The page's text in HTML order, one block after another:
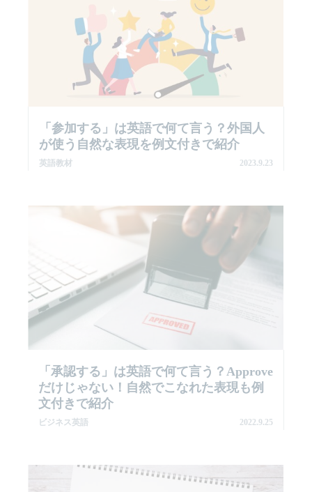
「参加する」は英語で何て言う？外国人
が使う自然な表現を例文付きで紹介
英語教材 2023.9.23
「承認する」は英語で何て言う？Approve
だけじゃない！自然でこなれた表現も例
文付きで紹介
ビジネス英語 2022.9.25